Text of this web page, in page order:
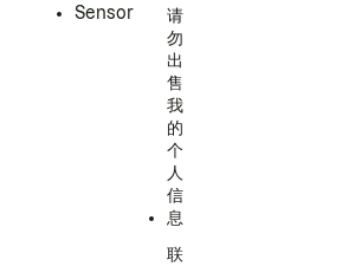
Sensor
请
勿
出
售
我
的
个
人
信
息
联